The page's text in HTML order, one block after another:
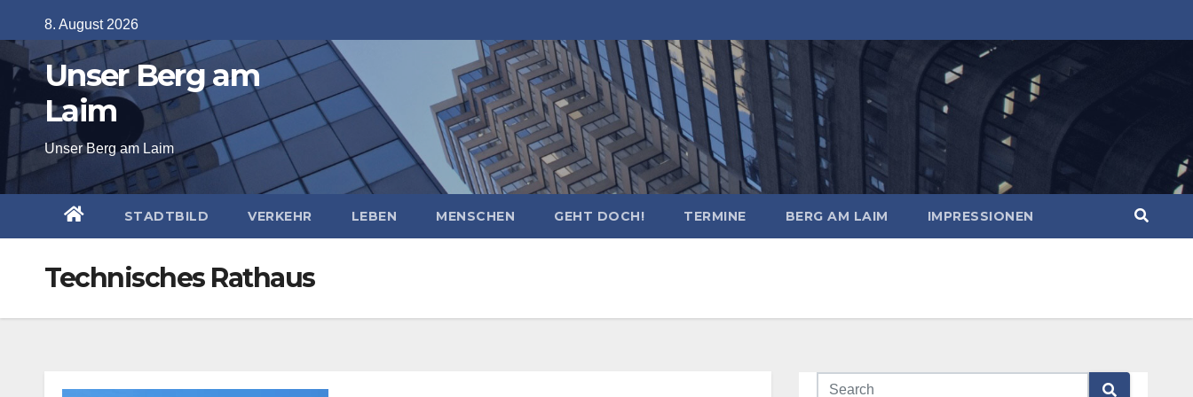
to
content
8. August 2026
Unser Berg am
Laim
Unser Berg am Laim
STADTBILD VERKEHR LEBEN MENSCHEN GEHT DOCH! TERMINE BERG AM LAIM IMPRESSIONEN
Technisches Rathaus